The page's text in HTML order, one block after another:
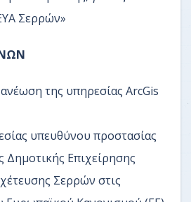
Σερρών»
της υπηρεσίας ArcGis
υπευθύνου προστασίας
Δημοτικής Επιχείρησης
Σερρών στις